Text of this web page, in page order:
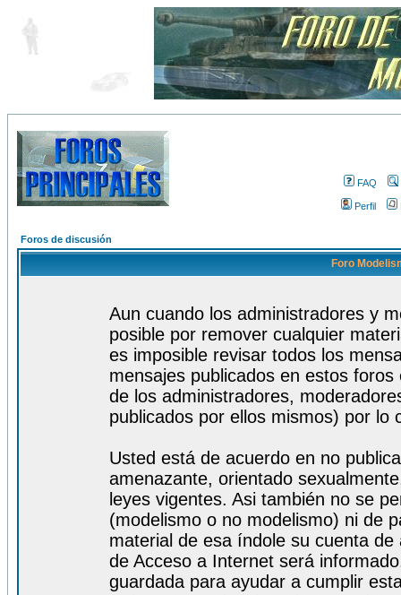
FAQ
Perfil
Foros de discusión
Foro
Aun cuando los administradores y
posible por remover cualquier
es imposible revisar todos los
mensajes publicados en estos
de los administradores,
publicados por ellos mismos) por lo
Usted está de acuerdo en no
amenazante, orientado
leyes vigentes. Asi también no se
(modelismo o no modelismo) ni de
material de esa índole su cuenta
de Acceso a Internet será
guardada para ayudar a cumplir